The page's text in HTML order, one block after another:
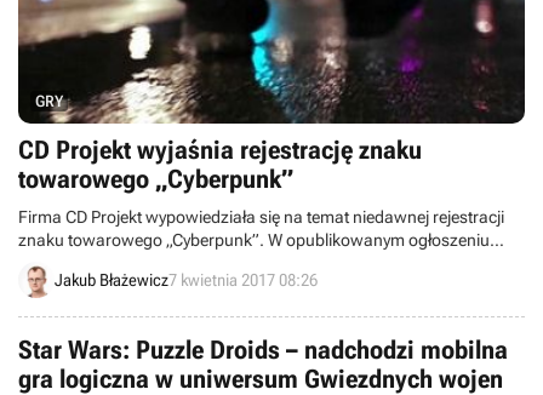
GRY
CD Projekt wyjaśnia rejestrację znaku
towarowego „Cyberpunk”
Firma CD Projekt wypowiedziała się na temat niedawnej rejestracji
znaku towarowego „Cyberpunk”. W opublikowanym ogłoszeniu
wyjaśniono, że polski producent pragnie jedynie zabezpieczyć
przyszłość swojej nowej marki, która rozpocznie żywot wraz z
Jakub Błażewicz7 kwietnia 2017 08:26
Star Wars: Puzzle Droids – nadchodzi mobilna
gra logiczna w uniwersum Gwiezdnych wojen